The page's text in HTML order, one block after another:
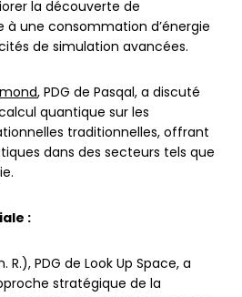
la découverte de
une consommation d’énergie
de simulation avancées.
, PDG de Pasqal, a discuté
quantique sur les
traditionnelles, offrant
dans des secteurs tels que
:
R.), PDG de Look Up Space, a
stratégique de la